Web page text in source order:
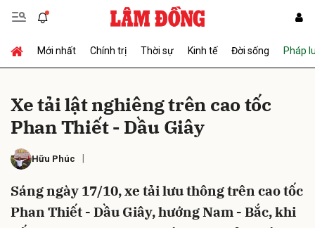
Mới nhất Chính trị Thời sự Kinh tế Đời sống Pháp
Xe tải lật nghiêng trên cao tốc
Phan Thiết - Dầu Giây
Hữu Phúc
Sáng ngày 17/10, xe tải lưu thông trên cao tốc
Phan Thiết - Dầu Giây, hướng Nam - Bắc, khi
Gửi bình luận
Hủy Gửi